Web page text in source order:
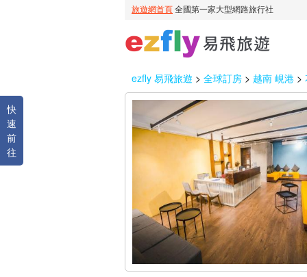
ezfly 易飛旅遊 > 全球訂房 > 越南 峴港 >
快
速
前
往